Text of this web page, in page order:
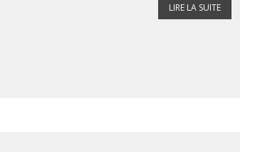
LIRE LA SUITE